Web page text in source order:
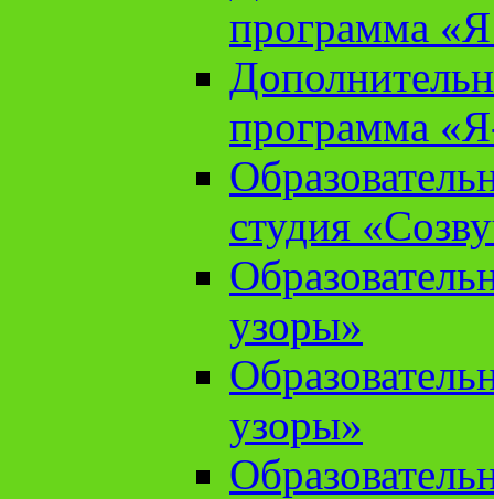
программа «Я
программа
студия
узоры»
узоры»